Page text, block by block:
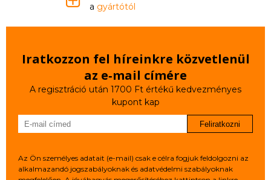
a gyártótól
Iratkozzon fel híreinkre közvetlenül
az e‑mail címére
A regisztráció után 1700 Ft értékű kedvezményes
kupont kap
Feliratkozni
Az Ön személyes adatait (e-mail) csak e célra fogjuk feldolgozni az
alkalmazandó jogszabályoknak és adatvédelmi szabályoknak